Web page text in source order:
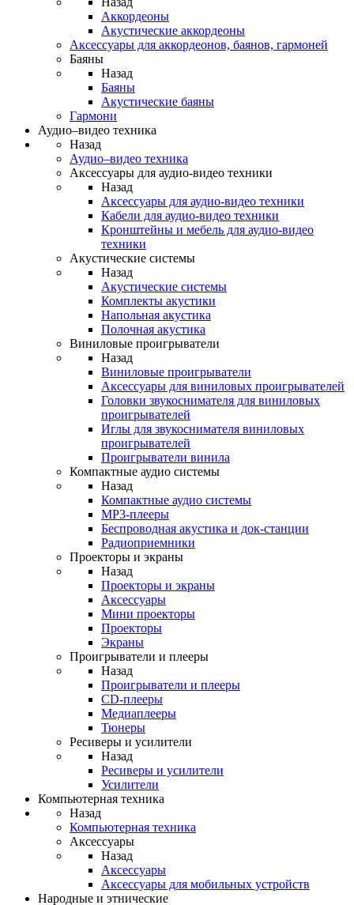
Аккордеоны
Акустические аккордеоны
Аксессуары для аккордеонов, баянов, гармоней
Баяны
Назад
Баяны
Акустические баяны
Гармони
Аудио–видео техника
Назад
Аудио–видео техника
Аксессуары для аудио-видео техники
Назад
Аксессуары для аудио-видео техники
Кабели для аудио-видео техники
Кронштейны и мебель для аудио-видео
техники
Акустические системы
Назад
Акустические системы
Комплекты акустики
Напольная акустика
Полочная акустика
Виниловые проигрыватели
Назад
Виниловые проигрыватели
Аксессуары для виниловых проигрывателей
Головки звукоснимателя для виниловых
проигрывателей
Иглы для звукоснимателя виниловых
проигрывателей
Проигрыватели винила
Компактные аудио системы
Назад
Компактные аудио системы
MP3-плееры
Беспроводная акустика и док-станции
Радиоприемники
Проекторы и экраны
Назад
Проекторы и экраны
Аксессуары
Мини проекторы
Проекторы
Экраны
Проигрыватели и плееры
Назад
Проигрыватели и плееры
CD-плееры
Медиаплееры
Тюнеры
Ресиверы и усилители
Назад
Ресиверы и усилители
Усилители
Компьютерная техника
Назад
Компьютерная техника
Аксессуары
Назад
Аксессуары
Аксессуары для мобильных устройств
Народные и этнические